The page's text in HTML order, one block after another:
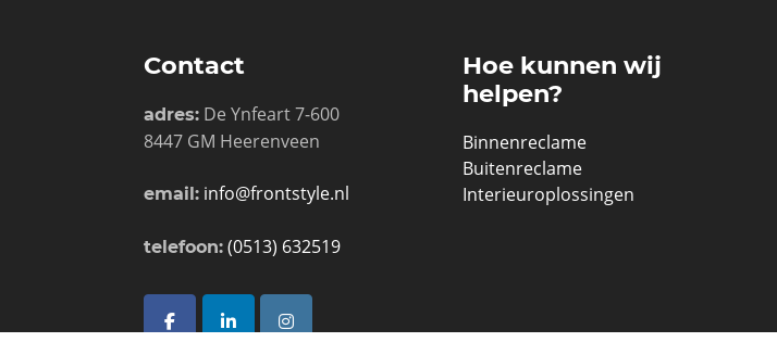
Contact
adres: De Ynfeart 7-600
8447 GM Heerenveen
email: info@frontstyle.nl
telefoon: (0513) 632519
Hoe kunnen wij
helpen?
Binnenreclame
Buitenreclame
Interieuroplossingen